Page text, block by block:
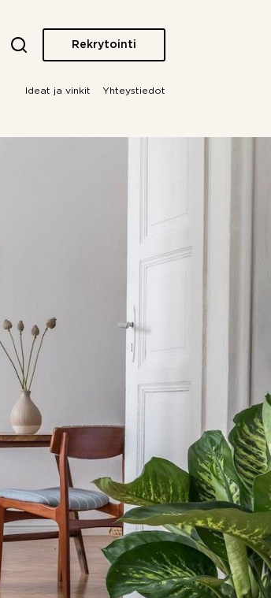
Rekrytointi
Ideat ja vinkit Yhteystiedot